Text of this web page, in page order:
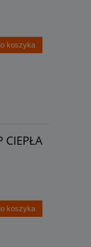
koszyka
koszyka